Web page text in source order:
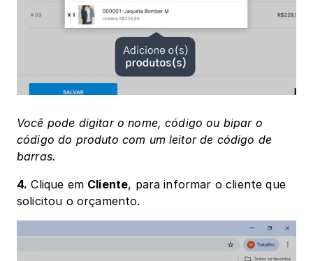
Você pode digitar o nome, código ou bipar o
código do produto com um leitor de código de
barras.
4. Clique em Cliente, para informar o cliente que
solicitou o orçamento.